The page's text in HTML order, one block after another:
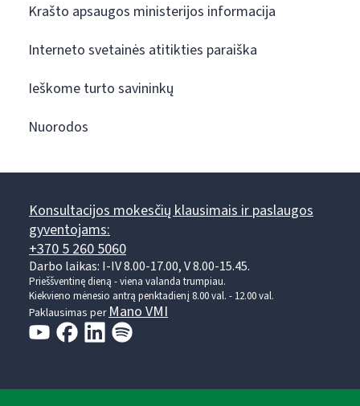
Krašto apsaugos ministerijos informacija
Interneto svetainės atitikties paraiška
Ieškome turto savininkų
Nuorodos
Konsultacijos mokesčių klausimais ir paslaugos
gyventojams:
+370 5 260 5060
Darbo laikas: I-IV 8.00-17.00, V 8.00-15.45.
Prieššventinę dieną - viena valanda trumpiau.
Kiekvieno mėnesio antrą penktadienį 8.00 val. - 12.00 val.
Paklausimas perMano VMI